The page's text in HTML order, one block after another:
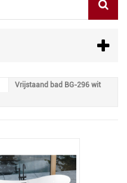
Vrijstaand bad BG-296 wit